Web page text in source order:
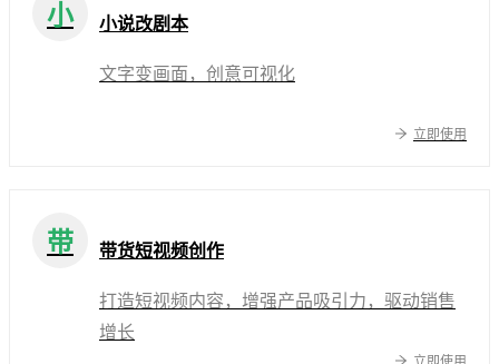
小 小说改剧本
文字变画面，创意可视化
立即使用
带 带货短视频创作
打造短视频内容，增强产品吸引力，驱动销售
增长